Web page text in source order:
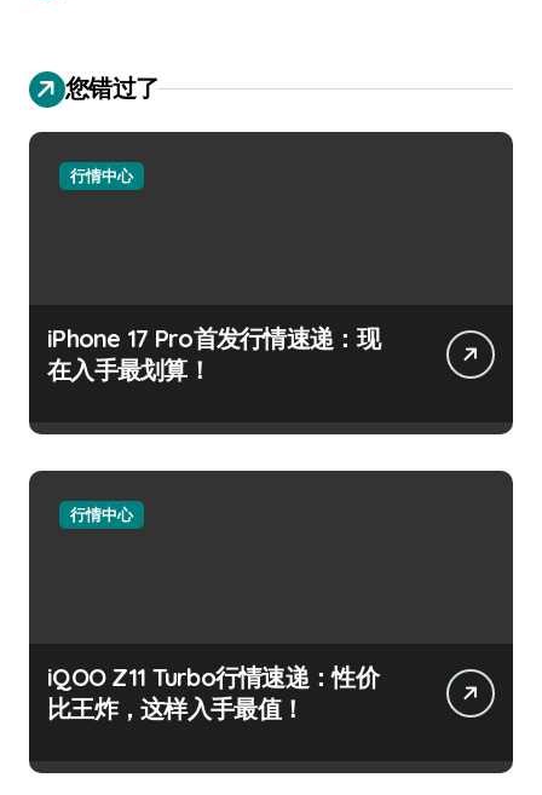
您错过了
行情中心
iPhone 17 Pro首发行情速递：现
在入手最划算！
行情中心
iQOO Z11 Turbo行情速递：性价
比王炸，这样入手最值！